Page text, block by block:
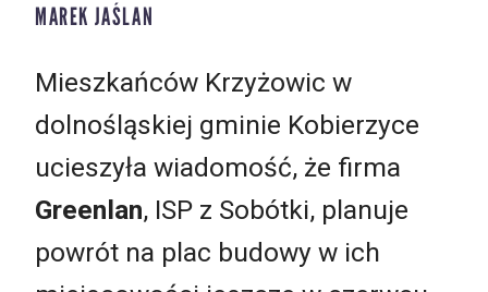
MAREK JAŚLAN
Mieszkańców Krzyżowic w
dolnośląskiej gminie Kobierzyce
ucieszyła wiadomość, że firma
Greenlan, ISP z Sobótki, planuje
powrót na plac budowy w ich